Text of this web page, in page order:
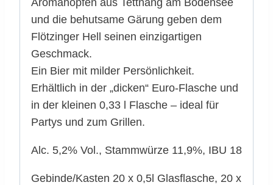
und die behutsame Gärung geben dem
Flötzinger Hell seinen einzigartigen
Geschmack.
Ein Bier mit milder Persönlichkeit.
Erhältlich in der „dicken“ Euro-Flasche und
in der kleinen 0,33 l Flasche – ideal für
Partys und zum Grillen.
Alc. 5,2% Vol., Stammwürze 11,9%, IBU 18
Gebinde/Kasten 20 x 0,5l Glasflasche, 20 x